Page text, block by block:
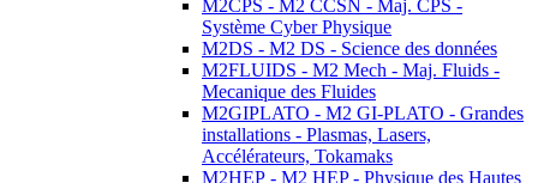
M2CPS - M2 CCSN - Maj. CPS -
Système Cyber Physique
M2DS - M2 DS - Science des données
M2FLUIDS - M2 Mech - Maj. Fluids -
Mecanique des Fluides
M2GIPLATO - M2 GI-PLATO - Grandes
installations - Plasmas, Lasers,
Accélérateurs, Tokamaks
M2HEP - M2 HEP - Physique des Hautes